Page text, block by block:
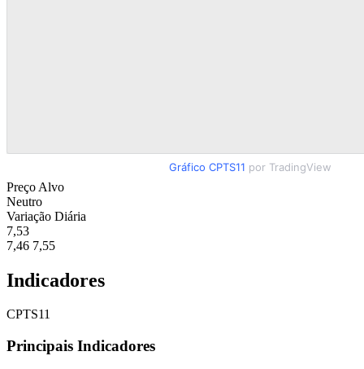
Gráfico CPTS11 por TradingView
Preço Alvo
Neutro
Variação Diária
7,53
7,46 7,55
Indicadores
CPTS11
Principais Indicadores